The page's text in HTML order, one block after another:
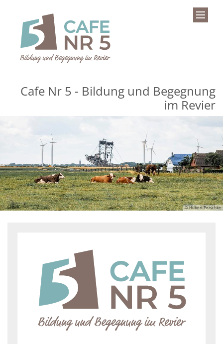
Cafe Nr 5 - Bildung und Begegnung
im Revier
© Hubert Perschke